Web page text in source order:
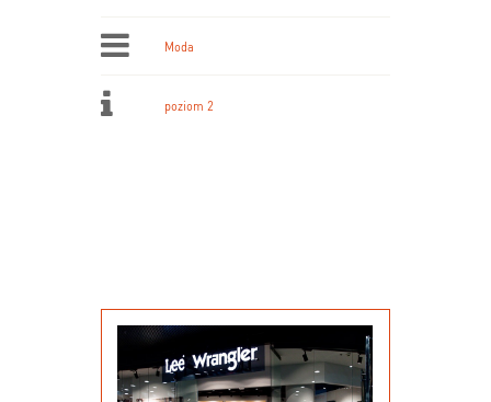
Moda
poziom 2